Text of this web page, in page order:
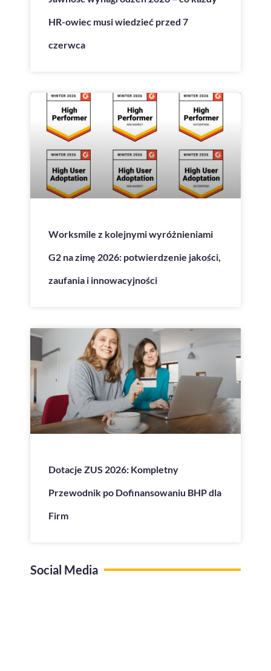
HR-owiec musi wiedzieć przed 7
czerwca
Worksmile z kolejnymi wyróżnieniami
G2 na zimę 2026: potwierdzenie jakości,
zaufania i innowacyjności
Dotacje ZUS 2026: Kompletny
Przewodnik po Dofinansowaniu BHP dla
Firm
Social Media